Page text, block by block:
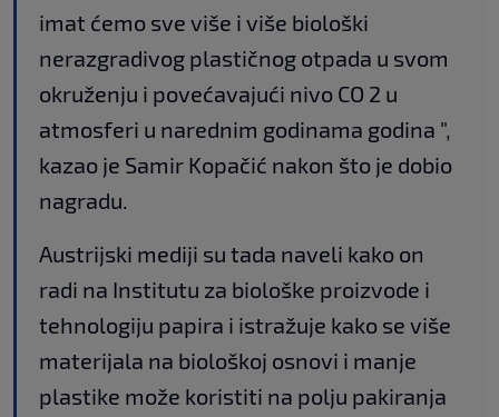
imat ćemo sve više i više biološki
nerazgradivog plastičnog otpada u svom
okruženju i povećavajući nivo CO 2 u
atmosferi u narednim godinama godina ",
kazao je Samir Kopačić nakon što je dobio
nagradu.
Austrijski mediji su tada naveli kako on
radi na Institutu za biološke proizvode i
tehnologiju papira i istražuje kako se više
materijala na biološkoj osnovi i manje
plastike može koristiti na polju pakiranja